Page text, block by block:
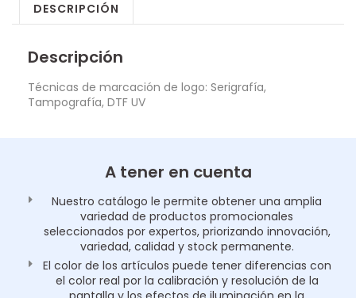
DESCRIPCIÓN
Descripción
Técnicas de marcación de logo: Serigrafía,
Tampografía, DTF UV
A tener en cuenta
Nuestro catálogo le permite obtener una amplia
variedad de productos promocionales
seleccionados por expertos, priorizando innovación,
variedad, calidad y stock permanente.
El color de los artículos puede tener diferencias con
el color real por la calibración y resolución de la